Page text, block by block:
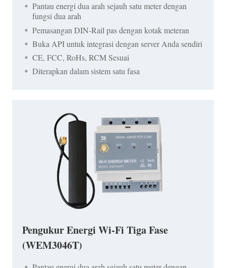
Pantau energi dua arah sejauh satu meter dengan
fungsi dua arah
Pemasangan DIN-Rail pas dengan kotak meteran
Buka API untuk integrasi dengan server Anda sendiri
CE, FCC, RoHs, RCM Sesuai
Diterapkan dalam sistem satu fasa
Pengukur Energi Wi-Fi Tiga Fase
(WEM3046T)